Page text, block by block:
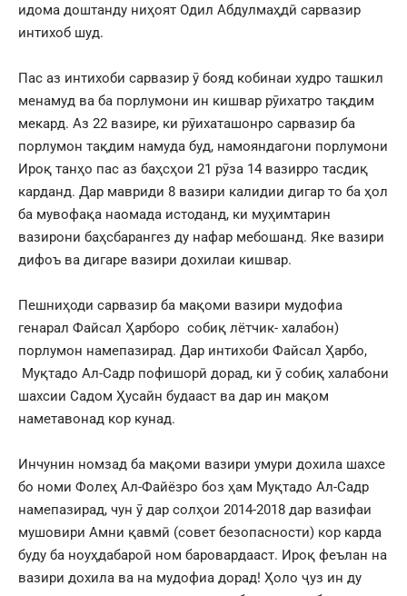
идома доштанду ниҳоят Одил Абдулмаҳдӣ сарвазир
интихоб шуд.
Пас аз интихоби сарвазир ӯ бояд кобинаи худро ташкил
менамуд ва ба порлумони ин кишвар рӯихатро тақдим
мекард. Аз 22 вазире, ки рӯихаташонро сарвазир ба
порлумон тақдим намуда буд, намояндагони порлумони
Ироқ танҳо пас аз баҳсҳои 21 рӯза 14 вазирро тасдиқ
карданд. Дар мавриди 8 вазири калидии дигар то ба ҳол
ба мувофақа наомада истоданд, ки муҳимтарин
вазирони баҳсбарангез ду нафар мебошанд. Яке вазири
дифоъ ва дигаре вазири дохилаи кишвар.
Пешниҳоди сарвазир ба мақоми вазири мудофиа
генарал Файсал Ҳарборо собиқ лётчик- халабон)
порлумон намепазирад. Дар интихоби Файсал Ҳарбо,
Муқтадо Ал-Садр пофишорӣ дорад, ки ӯ собиқ халабони
шахсии Садом Ҳусайн будааст ва дар ин мақом
наметавонад кор кунад.
Инчунин номзад ба мақоми вазири умури дохила шахсе
бо номи Фолеҳ Ал-Файёзро боз ҳам Муқтадо Ал-Садр
намепазирад, чун ӯ дар солҳои 2014-2018 дар вазифаи
мушовири Амни қавмӣ (совет безопасности) кор карда
буду ба ноуҳдабароӣ ном баровардааст. Ироқ феълан на
вазири дохила ва на мудофиа дорад! Ҳоло ҷуз ин ду